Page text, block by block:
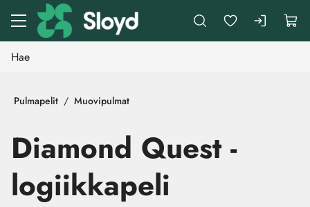
Siirry pääsisältöön
Pulmapelit Muovipulmat
Diamond Quest -
logiikkapeli